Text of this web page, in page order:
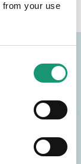
from your use